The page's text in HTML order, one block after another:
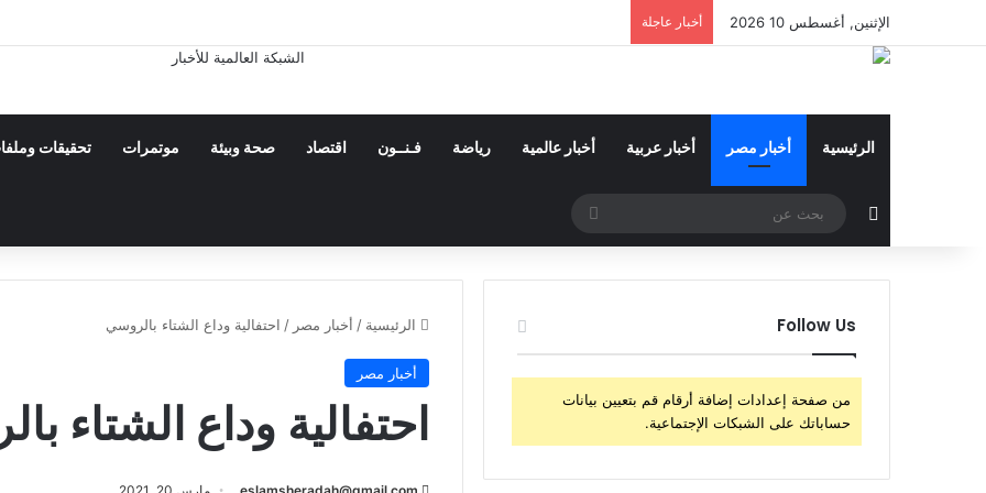
الإثنين, أغسطس 10 2026 أخبار عاجلة
الرئيسية أخبار مصر أخبار عربية أخبار عالمية رياضة فـنــون اقتصاد صحة وبيئة موتمرات تحقيقات
مقال عشوائي
عن
الرئيسية / أخبار مصر / احتفالية وداع الشتاء بالروسي
أخبار مصر
احتفالية وداع الشتاء
Follow Us
من صفحة إعدادات إضافة أرقام قم بتعيين بيانات
حساباتك على الشبكات الإجتماعية.